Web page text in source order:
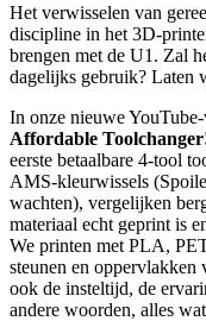
Het verwisselen van
discipline in het 3D-
brengen met de U1. Zal
dagelijks gebruik? Laten
In onze nieuwe
Affordable
eerste betaalbare 4-tool
AMS-kleurwissels
wachten), vergelijken
materiaal echt geprint is
We printen met PLA,
steunen en
ook de insteltijd, de
andere woorden, alles